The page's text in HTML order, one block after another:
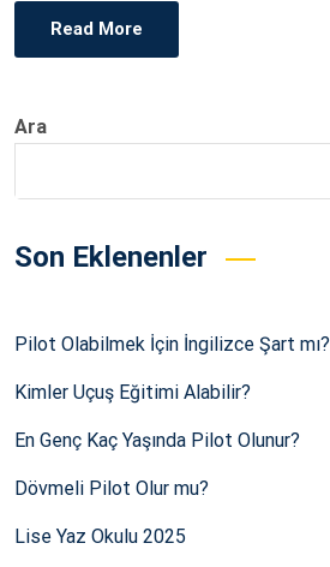
Read More
Ara
Son Eklenenler
Pilot Olabilmek İçin İngilizce Şart mı?
Kimler Uçuş Eğitimi Alabilir?
En Genç Kaç Yaşında Pilot Olunur?
Dövmeli Pilot Olur mu?
Lise Yaz Okulu 2025